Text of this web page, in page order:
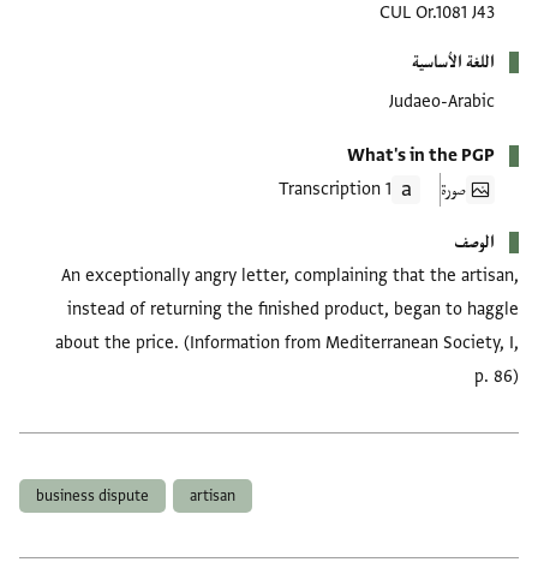
CUL Or.1081 J43
اللغة الأساسية
Judaeo-Arabic
What's in the PGP
صورة
1 Transcription
الوصف
An exceptionally angry letter, complaining that the artisan,
instead of returning the finished product, began to haggle
about the price. (Information from Mediterranean Society, I,
p. 86)
artisan
business dispute